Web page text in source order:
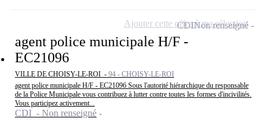
agent police municipale H/F -
EC21096
VILLE DE CHOISY-LE-ROI - 94 - CHOISY-LE-ROI
agent police municipale H/F - EC21096 Sous l'autorité hiérarchique du responsable
de la Police Municipale vous contribuez à lutter contre toutes les formes d'incivilités.
Vous participez activement...
CDI - Non renseigné
CDINon renseigné
Ajouter cette offre à ma sélection